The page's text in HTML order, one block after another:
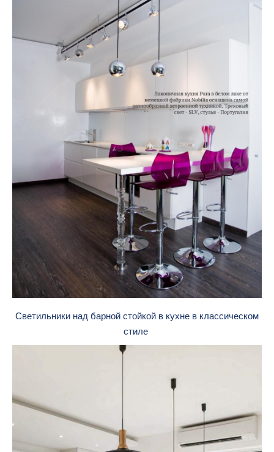
Светильники над барной стойкой в кухне в классическом
стиле